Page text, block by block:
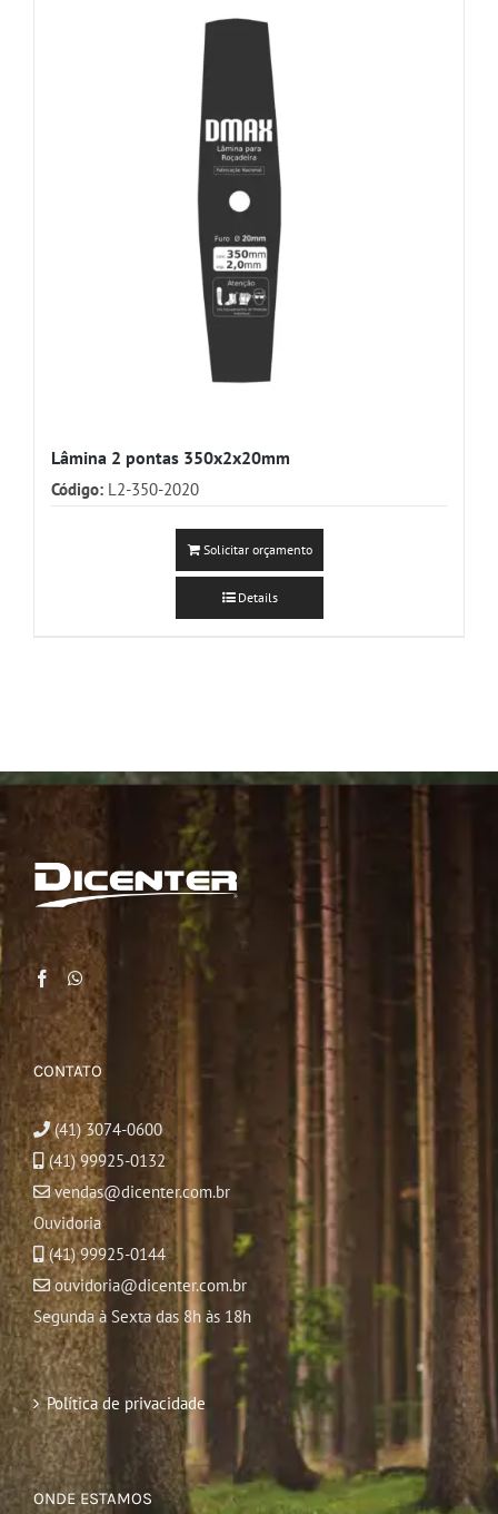
Lâmina 2 pontas 350x2x20mm
Código: L2-350-2020
Solicitar orçamento
Details
CONTATO
(41) 3074-0600
(41) 99925-0132
vendas@dicenter.com.br
Ouvidoria
(41) 99925-0144
ouvidoria@dicenter.com.br
Segunda à Sexta das 8h às 18h
Política de privacidade
ONDE ESTAMOS